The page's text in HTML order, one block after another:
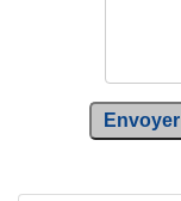
Envoyer